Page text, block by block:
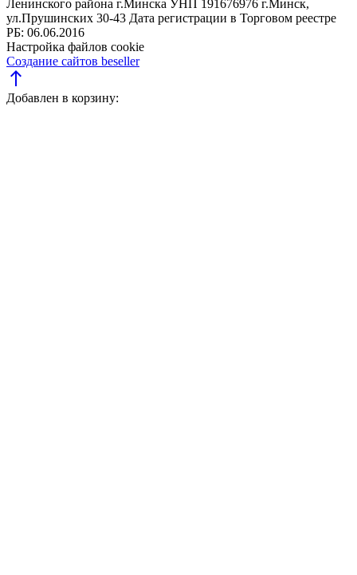
Ленинского района г.Минска УНП 191676976 г.Минск,
ул.Прушинских 30-43 Дата регистрации в Торговом реестре
РБ: 06.06.2016
Настройка файлов cookie
Создание сайтов beseller
north
Добавлен в корзину: